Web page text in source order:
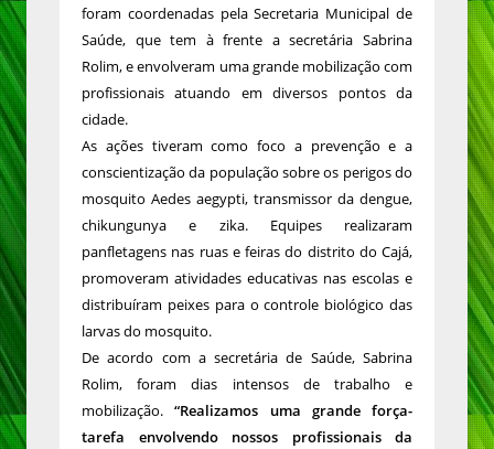
foram coordenadas pela Secretaria Municipal de
Saúde, que tem à frente a secretária Sabrina
Rolim, e envolveram uma grande mobilização com
profissionais atuando em diversos pontos da
cidade.
As ações tiveram como foco a prevenção e a
conscientização da população sobre os perigos do
mosquito Aedes aegypti, transmissor da dengue,
chikungunya e zika. Equipes realizaram
panfletagens nas ruas e feiras do distrito do Cajá,
promoveram atividades educativas nas escolas e
distribuíram peixes para o controle biológico das
larvas do mosquito.
De acordo com a secretária de Saúde, Sabrina
Rolim, foram dias intensos de trabalho e
mobilização.“Realizamos uma grande força-
tarefa envolvendo nossos profissionais da